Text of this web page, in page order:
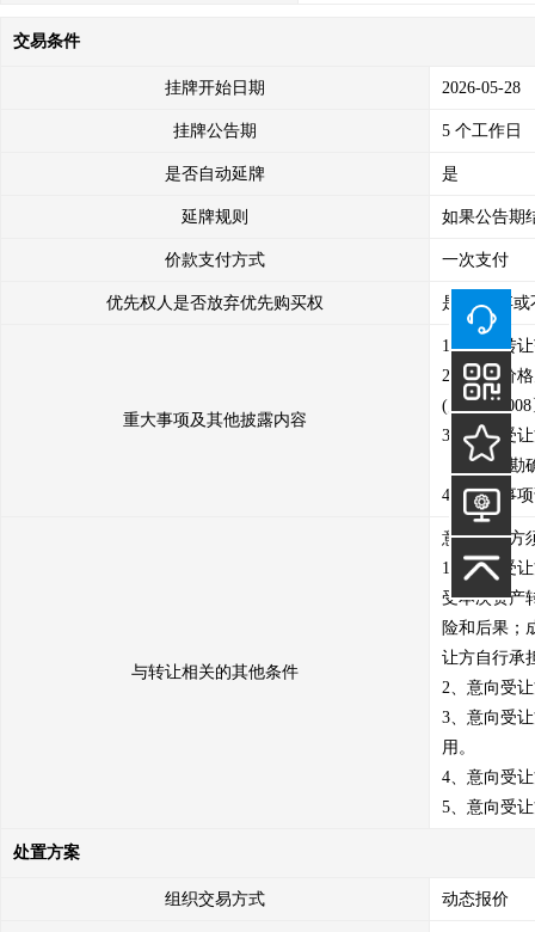
交易条件
挂牌开始日期 2026-05-28
挂牌公告期 5 个工作日
是否自动延牌 是
延牌规则 如果公告期
价款支付方式 一次支付
优先权人是否放弃优先购买权 是 （放弃或
重大事项及其他披露内容
1、本次转
2、转让价
(财税〔
3、意向受
《现场踏
4、其他事
与转让相关的其他条件
意向受让方
1、意向受
受本次资产
险和后果；
让方自行承
2、意向受
3、意向受
用。
4、意向受
5、意向受
处置方案
组织交易方式 动态报价